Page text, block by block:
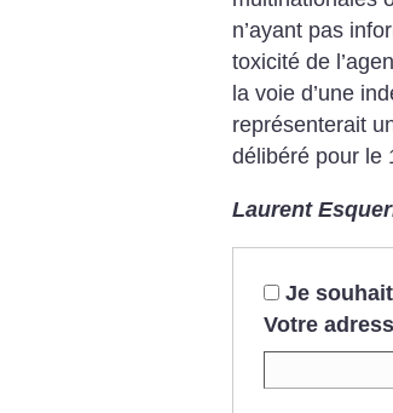
n’ayant pas
toxicité de
la voie d’une
représenterait
délibéré pour le
Laurent
Je
Votre